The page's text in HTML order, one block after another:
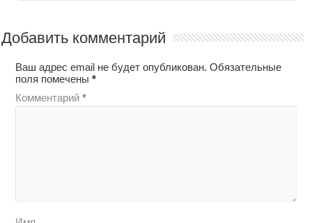
Добавить комментарий
Ваш адрес email не будет опубликован. Обязательные
поля помечены*
Комментарий*